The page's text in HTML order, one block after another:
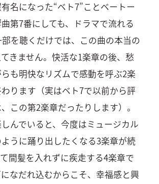
名になった“ベト7”ことベートー
第7番にしても、ドラマで流れる
を聴くだけでは、この曲の本当の
きません。快活な1楽章の後、愁
も明快なリズムで感動を呼ぶ2楽
ります（実はベト7で以前から評
この第2楽章だったりします）。
んでいると、今度はミュージカル
うに踊り出したくなる3楽章が続
間髪を入れずに疾走する4楽章で
なだれ込むからこそ、幸福感と興